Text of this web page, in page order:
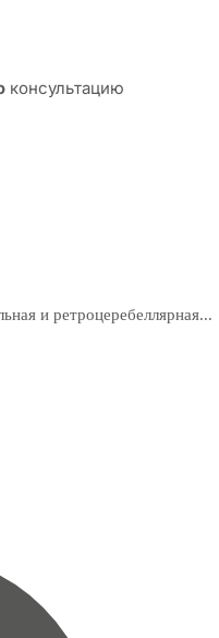
консультацию
и ретроцеребеллярная...